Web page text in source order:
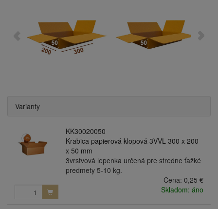
Varianty
KK30020050
Krabica papierová klopová 3VVL 300 x 200
x 50 mm
3vrstvová lepenka určená pre stredne ťažké
predmety 5-10 kg.
Cena: 0,25 €
Skladom: áno